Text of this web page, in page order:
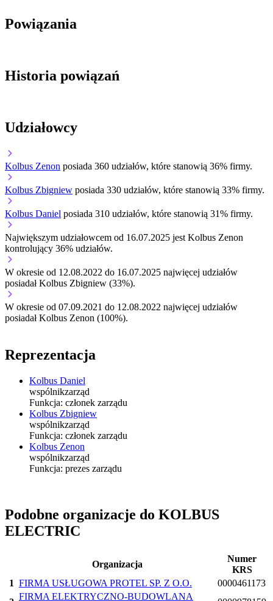
Powiązania
Historia powiązań
Udziałowcy
Kolbus Zenon posiada 360 udziałów, które stanowią 36% firmy.
Kolbus Zbigniew posiada 330 udziałów, które stanowią 33% firmy.
Kolbus Daniel posiada 310 udziałów, które stanowią 31% firmy.
Największym udziałowcem od 16.07.2025 jest Kolbus Zenon
kontrolujący 36% udziałów.
W okresie od 12.08.2022 do 16.07.2025 najwięcej udziałów
posiadał Kolbus Zbigniew (33%).
W okresie od 07.09.2021 do 12.08.2022 najwięcej udziałów
posiadał Kolbus Zenon (100%).
Reprezentacja
Kolbus Daniel
wspólnikzarząd
Funkcja: członek zarządu
Kolbus Zbigniew
wspólnikzarząd
Funkcja: członek zarządu
Kolbus Zenon
wspólnikzarząd
Funkcja: prezes zarządu
Podobne organizacje do KOLBUS
ELECTRIC
Organizacja
Numer
KRS
1 FIRMA USŁUGOWA PROTEL SP. Z O.O.
0000461173
FIRMA ELEKTRYCZNO-BUDOWLANA